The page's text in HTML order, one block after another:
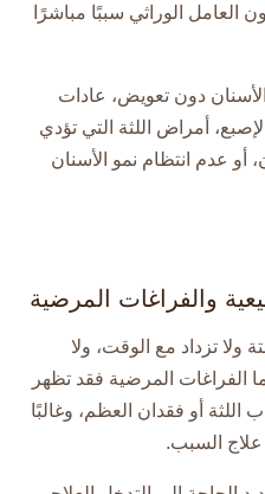
العامل الوراثي سببًا مباشرًا
دون تعويض، عادات
أمراض اللثة التي تؤدي
أو عدم انتظام نمو الأسنان
والفراغات المرضية
ولا تزداد مع الوقت، ولا
المرضية فقد تظهر
اللثة أو فقدان العظم، وغالبًا
علاج السبب.